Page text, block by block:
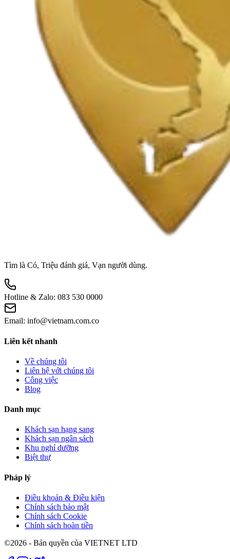
Tìm là Có, Triệu đánh giá, Vạn người dùng.
Hotline & Zalo: 083 530 0000
Email: info@vietnam.com.co
Liên kết nhanh
Về chúng tôi
Liên hệ với chúng tôi
Công việc
Blog
Danh mục
Khách sạn hạng sang
Khách sạn ngân sách
Khu nghỉ dưỡng
Biệt thự
Pháp lý
Điều khoản & Điều kiện
Chính sách bảo mật
Chính sách Cookie
Chính sách hoàn tiền
©2026 - Bản quyền của VIETNET LTD